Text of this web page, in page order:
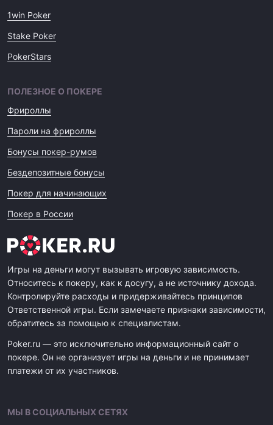
1win Poker
Stake Poker
PokerStars
ПОЛЕЗНОЕ О ПОКЕРЕ
Фрироллы
Пароли на фрироллы
Бонусы покер-румов
Бездепозитные бонусы
Покер для начинающих
Покер в России
Игры на деньги могут вызывать игровую зависимость.
Относитесь к покеру, как к досугу, а не источнику дохода.
Контролируйте расходы и придерживайтесь принципов
Ответственной игры. Если замечаете признаки зависимости,
обратитесь за помощью к специалистам.
Poker.ru — это исключительно информационный сайт о
покере. Он не организует игры на деньги и не принимает
платежи от их участников.
МЫ В СОЦИАЛЬНЫХ СЕТЯХ